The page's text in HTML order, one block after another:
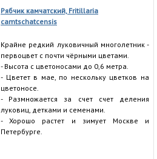
Рябчик камчатский, Fritillaria
camtschatcensis
Крайне редкий луковичный многолетник -
первоцвет с почти чёрными цветами.
- Высота с цветоносами до 0,6 метра.
- Цветет в мае, по нескольку цветков на
цветоносе.
- Размножается за счет счет деления
луковиц, детками и семенами.
- Хорошо растет и зимует Москве и
Петербурге.